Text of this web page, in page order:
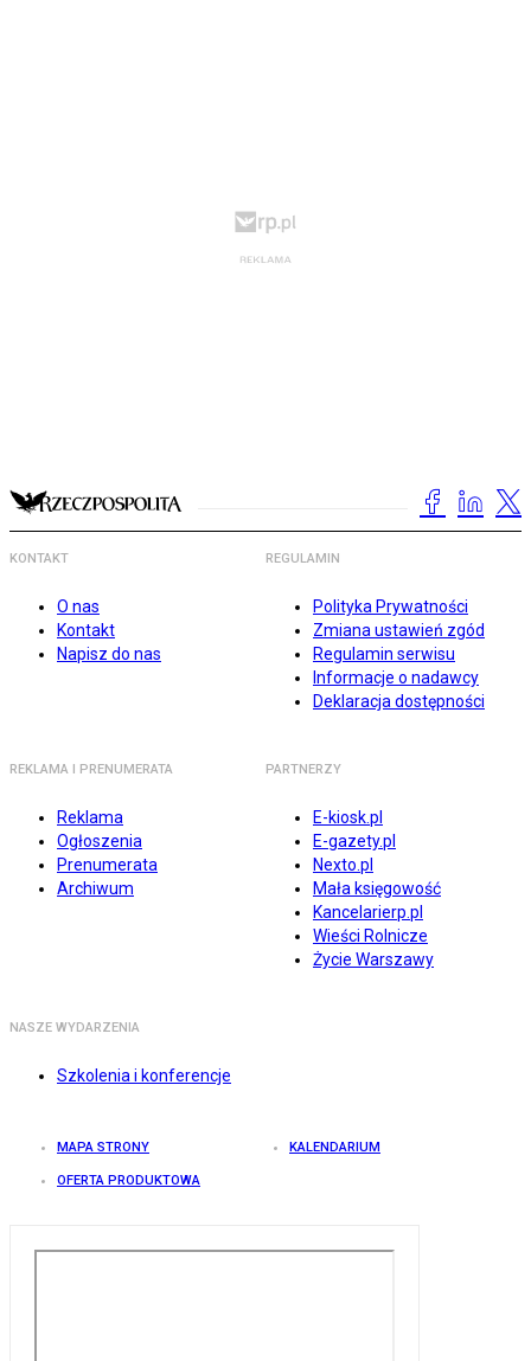
KONTAKT
O nas
Kontakt
Napisz do nas
REGULAMIN
Polityka Prywatności
Zmiana ustawień zgód
Regulamin serwisu
Informacje o nadawcy
Deklaracja dostępności
REKLAMA I PRENUMERATA
Reklama
Ogłoszenia
Prenumerata
Archiwum
PARTNERZY
E-kiosk.pl
E-gazety.pl
Nexto.pl
Mała księgowość
Kancelarierp.pl
Wieści Rolnicze
Życie Warszawy
NASZE WYDARZENIA
Szkolenia i konferencje
MAPA STRONY KALENDARIUM
OFERTA PRODUKTOWA